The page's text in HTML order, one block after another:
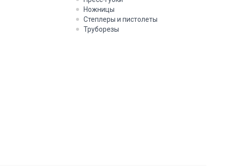
Нож­ни­цы
Степ­ле­ры и пис­то­леты
Тру­боре­зы